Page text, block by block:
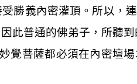
勝義內密灌頂。所以，
此普通的佛弟子，所聽
覺菩薩都必須在內密壇